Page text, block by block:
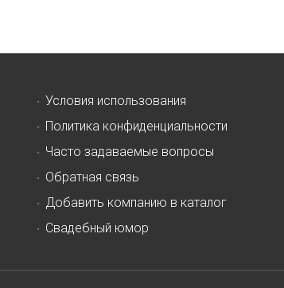
Условия использования
Политика конфиденциальности
Часто задаваемые вопросы
Обратная связь
Добавить компанию в каталог
Свадебный юмор